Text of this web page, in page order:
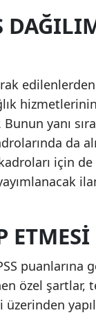
yanı
da
için
puanlarına
özel şartlar,
üzerinden